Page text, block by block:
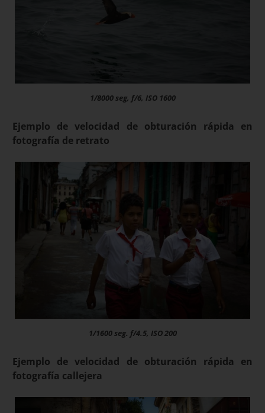
1/8000 seg, f/6, ISO 1600
Ejemplo de velocidad de obturación rápida en
fotografía de retrato
1/1600 seg. f/4.5, ISO 200
Ejemplo de velocidad de obturación rápida en
fotografía callejera